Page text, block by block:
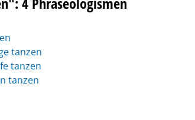
tanzen
tanzen
tanzen